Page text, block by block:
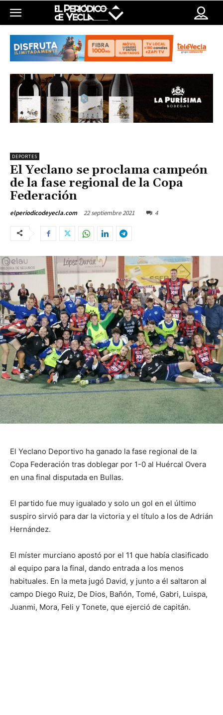
DEPORTES
El Yeclano se proclama campeón
de la fase regional de la Copa
Federación
elperiodicodeyecla.com 22 septiembre 2021 4
El Yeclano Deportivo ha ganado la fase regional de la
Copa Federación tras doblegar por 1-0 al Huércal Overa
en una final disputada en Bullas.
El partido fue muy igualado y solo un gol en el último
suspiro sirvió para dar la victoria y el título a los de Adrián
Hernández.
El míster murciano apostó por el 11 que había clasificado
al equipo para la final, dando entrada a los menos
habituales. En la meta jugó David, y junto a él saltaron al
campo Diego Ruiz, De Dios, Bañón, Tomé, Gabri, Luispa,
Juanmi, Mora, Feli y Tonete, que ejerció de capitán.